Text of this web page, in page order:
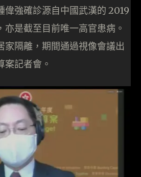
偉強確診源自中國武漢的 2019
亦是截至目前唯一高官患病。
家隔離，期間通過視像會議出
案記者會。